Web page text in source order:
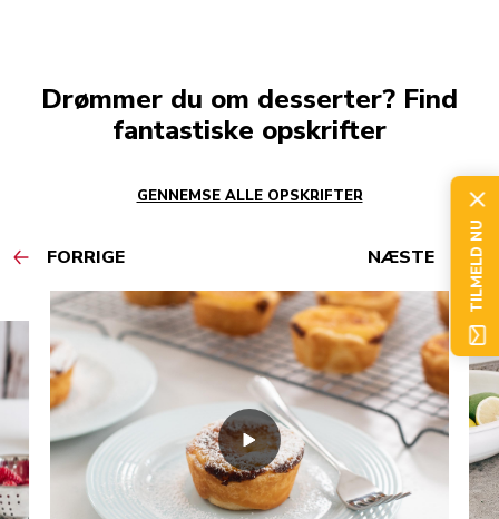
Drømmer du om desserter? Find
fantastiske opskrifter
GENNEMSE ALLE OPSKRIFTER
FORRIGE NÆSTE TILMELD NU